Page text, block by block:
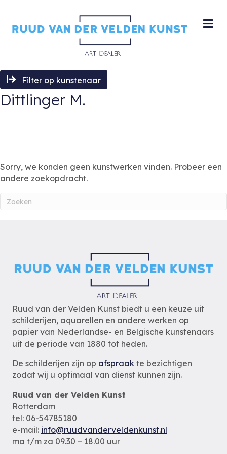
Filter op kunstenaar
Dittlinger M.
Sorry, we konden geen kunstwerken vinden. Probeer een
andere zoekopdracht.
Ruud van der Velden Kunst biedt u een keuze uit
schilderijen, aquarellen en andere werken op
papier van Nederlandse- en Belgische kunstenaars
uit de periode van 1880 tot heden.
De schilderijen zijn op afspraak te bezichtigen
zodat wij u optimaal van dienst kunnen zijn.
Ruud van der Velden Kunst
Rotterdam
tel: 06-54785180
e-mail: info@ruudvanderveldenkunst.nl
ma t/m za 09.30 – 18.00 uur